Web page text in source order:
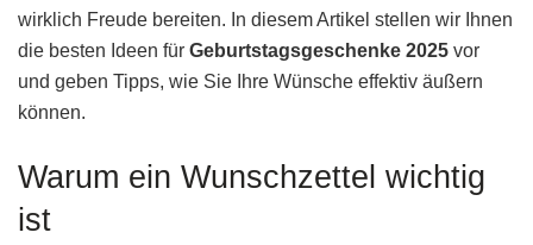
wirklich Freude bereiten. In diesem Artikel stellen wir Ihnen
die besten Ideen für Geburtstagsgeschenke 2025 vor
und geben Tipps, wie Sie Ihre Wünsche effektiv äußern
können.
Warum ein Wunschzettel wichtig
ist